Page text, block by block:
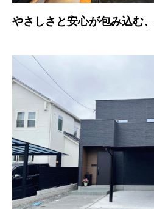
やさしさと安心が包み込む